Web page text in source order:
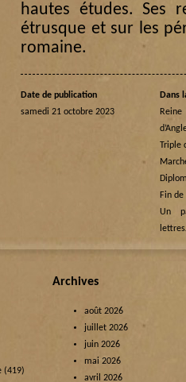
hautes études. Ses
étrusque et sur les
romaine.
Date de publication
samedi 21 octobre 2023
Dans
Triple
Fin
Un
(419)
Archives
août 2026
juillet 2026
juin 2026
mai 2026
avril 2026